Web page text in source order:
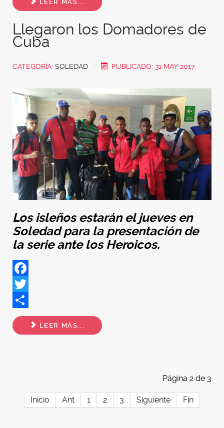
LEER MÁS...
Llegaron los Domadores de
Cuba
CATEGORÍA: SOLEDAD PUBLICADO: 31 MAY 2017
Los isleños estarán el jueves en
Soledad para la presentación de
la serie ante los Heroicos.
Facebook
Twitter
Share
LEER MÁS...
Página 2 de 3
Inicio Ant 1 2 3 Siguiente Fin